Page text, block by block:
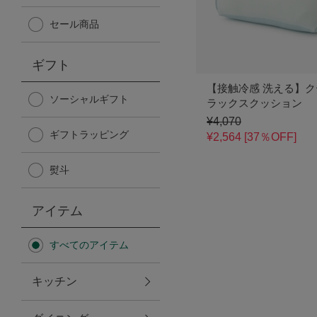
Afternoon Tea TEAROOM
日傘
保冷バッグ
無重力シリーズ
セール商品
ギフト
ソーシャルギフト
ギフトラッピング
熨斗
アイテム
すべてのアイテム
キッチン
【接触冷感 洗える】
ラックスクッション
¥4,070
¥2,564 [37％OFF]